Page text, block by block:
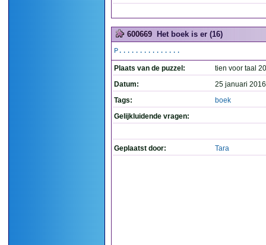
600669 Het boek is er (16)
P...............
Plaats van de puzzel:
tien voor taal
Datum:
25 januari
Tags:
boek
Gelijkluidende vragen:
Geplaatst door: Tara